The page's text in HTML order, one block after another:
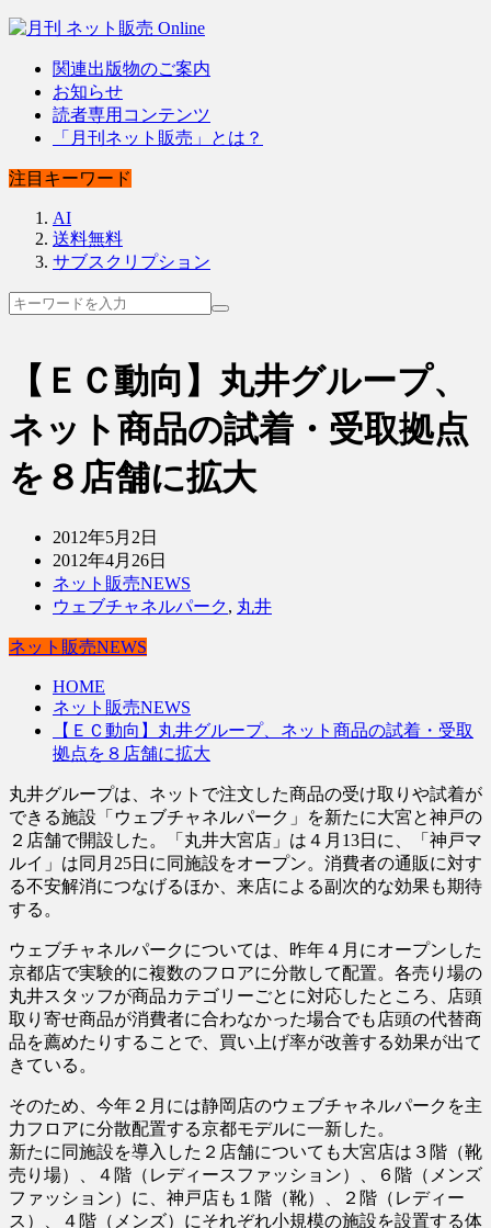
関連出版物のご案内
お知らせ
読者専用コンテンツ
「月刊ネット販売」とは？
注目キーワード
AI
送料無料
サブスクリプション
【ＥＣ動向】丸井グループ、
ネット商品の試着・受取拠点
を８店舗に拡大
2012年5月2日
2012年4月26日
ネット販売NEWS
ウェブチャネルパーク, 丸井
ネット販売NEWS
HOME
ネット販売NEWS
【ＥＣ動向】丸井グループ、ネット商品の試着・受取
拠点を８店舗に拡大
丸井グループは、ネットで注文した商品の受け取りや試着が
できる施設「ウェブチャネルパーク」を新たに大宮と神戸の
２店舗で開設した。「丸井大宮店」は４月13日に、「神戸マ
ルイ」は同月25日に同施設をオープン。消費者の通販に対す
る不安解消につなげるほか、来店による副次的な効果も期待
する。
ウェブチャネルパークについては、昨年４月にオープンした
京都店で実験的に複数のフロアに分散して配置。各売り場の
丸井スタッフが商品カテゴリーごとに対応したところ、店頭
取り寄せ商品が消費者に合わなかった場合でも店頭の代替商
品を薦めたりすることで、買い上げ率が改善する効果が出て
きている。
そのため、今年２月には静岡店のウェブチャネルパークを主
力フロアに分散配置する京都モデルに一新した。
新たに同施設を導入した２店舗についても大宮店は３階（靴
売り場）、４階（レディースファッション）、６階（メンズ
ファッション）に、神戸店も１階（靴）、２階（レディー
ス）、４階（メンズ）にそれぞれ小規模の施設を設置する体